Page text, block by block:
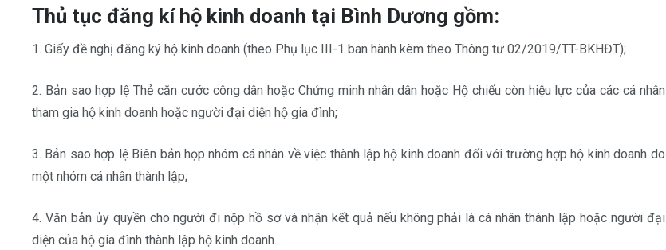
Thủ tục đăng kí hộ kinh doanh tại Bình Dương gồm:
1. Giấy đề nghị đăng ký hộ kinh doanh (theo Phụ lục III-1 ban hành kèm theo Thông tư 02/2019/TT-BKHĐT);
2. Bản sao hợp lệ Thẻ căn cước công dân hoặc Chứng minh nhân dân hoặc Hộ chiếu còn hiệu lực của các cá nhân
tham gia hộ kinh doanh hoặc người đại diện hộ gia đình;
3. Bản sao hợp lệ Biên bản họp nhóm cá nhân về việc thành lập hộ kinh doanh đối với trường hợp hộ kinh doanh do
một nhóm cá nhân thành lập;
4. Văn bản ủy quyền cho người đi nộp hồ sơ và nhận kết quả nếu không phải là cá nhân thành lập hoặc người đại
diện của hộ gia đình thành lập hộ kinh doanh.